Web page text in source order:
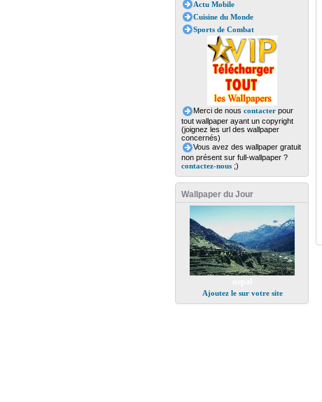
Actu Mobile
Cuisine du Monde
Sports de Combat
Merci de nous contacterpour
tout wallpaper ayant un copyright
(joignez les url des wallpaper
concernés)
Vous avez des wallpaper gratuit
non présent sur full-wallpaper ?
contactez-nous;)
Wallpaper du Jour
Ajoutez le sur votre site